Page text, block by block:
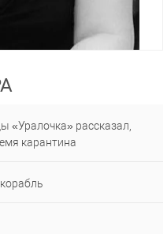
«Уралочка» рассказал,
карантина